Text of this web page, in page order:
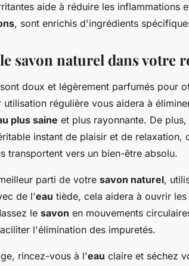
aide à réduire les inflammations
, sont enrichis d'ingrédients
savon naturel dans votre
sont doux et légèrement parfumés pour
utilisation régulière vous aidera à
plus saine et plus rayonnante. De
instant de plaisir et de relaxation,
transportent vers un bien-être absolu.
parti de votre savon naturel,
de l'eau tiède, cela aidera à ouvrir
le savon en mouvements
l'élimination des impuretés.
rincez-vous à l'eau claire et séchez